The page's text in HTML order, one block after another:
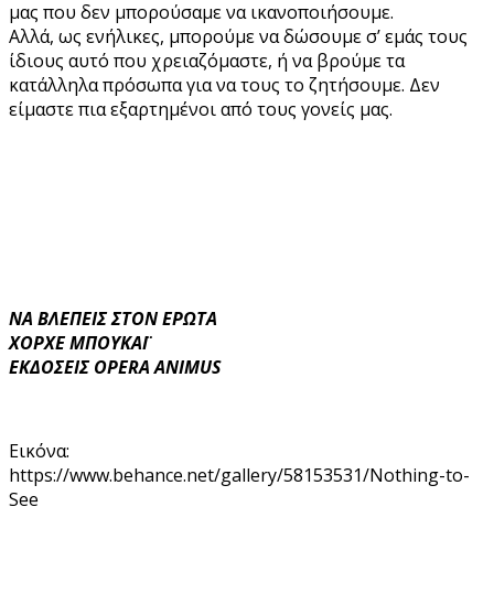
μας που δεν μπορούσαμε να ικανοποιήσουμε.
Αλλά, ως ενήλικες, μπορούμε να δώσουμε σ’ εμάς τους
ίδιους αυτό που χρειαζόμαστε, ή να βρούμε τα
κατάλληλα πρόσωπα για να τους το ζητήσουμε. Δεν
είμαστε πια εξαρτημένοι από τους γονείς μας.
ΝΑ ΒΛΕΠΕΙΣ ΣΤΟΝ ΕΡΩΤΑ
ΧΟΡΧΕ ΜΠΟΥΚΑΪ
ΕΚΔΟΣΕΙΣ OPERA ANIMUS
Εικόνα:
https://www.behance.net/gallery/58153531/Nothing-to-
See